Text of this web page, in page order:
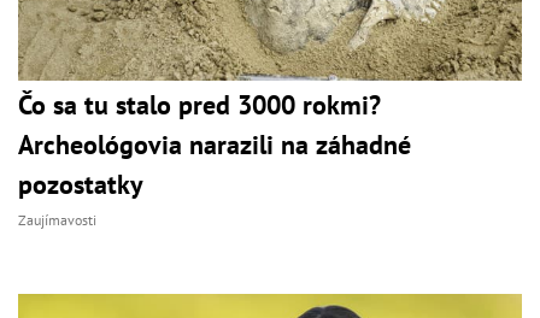
Čo sa tu stalo pred 3000 rokmi?
Archeológovia narazili na záhadné
pozostatky
Zaujímavosti